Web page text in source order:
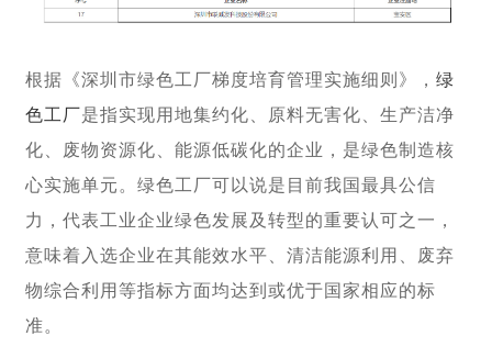
根据《深圳市绿色工厂梯度培育管理实施细则》， 绿
色工厂是指实现用地集约化、原料无害化、生产洁净
化、废物资源化、能源低碳化的企业，是绿色制造核
心实施单元。绿色工厂可以说是目前我国最具公信
力，代表工业企业绿色发展及转型的重要认可之一，
意味着入选企业在其能效水平、清洁能源利用、废弃
物综合利用等指标方面均达到或优于国家相应的标
准。